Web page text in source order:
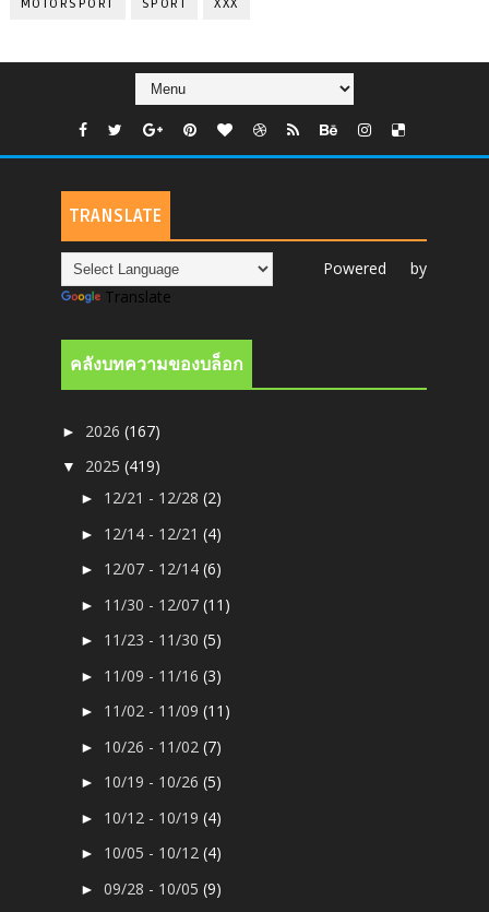
MOTORSPORT SPORT XXX
TRANSLATE
Powered by
Translate
คลังบทความของบล็อก
► 2026(167)
▼ 2025(419)
► 12/21 - 12/28(2)
► 12/14 - 12/21(4)
► 12/07 - 12/14(6)
► 11/30 - 12/07(11)
► 11/23 - 11/30(5)
► 11/09 - 11/16(3)
► 11/02 - 11/09(11)
► 10/26 - 11/02(7)
► 10/19 - 10/26(5)
► 10/12 - 10/19(4)
► 10/05 - 10/12(4)
►09/28 - 10/05(9)